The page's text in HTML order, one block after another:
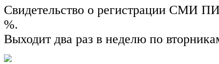
Свидетельство о регистрации СМИ
%.
Выходит два раз в неделю по